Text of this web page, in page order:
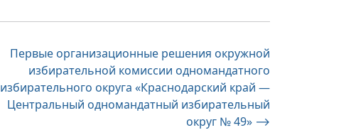
Первые организационные решения окружной
избирательной комиссии одномандатного
избирательного округа «Краснодарский край —
Центральный одномандатный избирательный
округ № 49» ⟶